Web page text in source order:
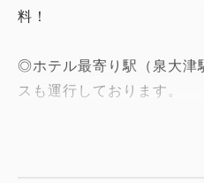
料！
◎ホテル最寄り駅（泉大津
スも運行しております。